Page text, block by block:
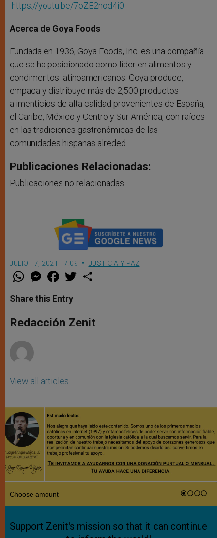
https://youtu.be/7oZE2nod4i0
Acerca de Goya Foods
Fundada en 1936, Goya Foods, Inc. es una compañía
que se ha posicionado como líder en alimentos y
condimentos latinoamericanos. Goya produce,
empaca y distribuye más de 2,500 productos
alimenticios de alta calidad provenientes de España,
el Caribe, México y Centro y Sur América, con raíces
en las tradiciones gastronómicas de las
comunidades hispanas alreded
Publicaciones Relacionadas:
Publicaciones no relacionadas.
JULIO 17, 2021 17:09 JUSTICIA Y PAZ
W
t
s
p
p
M
e
s
e
g
e
F
a
e
b
o
k
w
r
Share this Entry
Redacción Zenit
View all articles